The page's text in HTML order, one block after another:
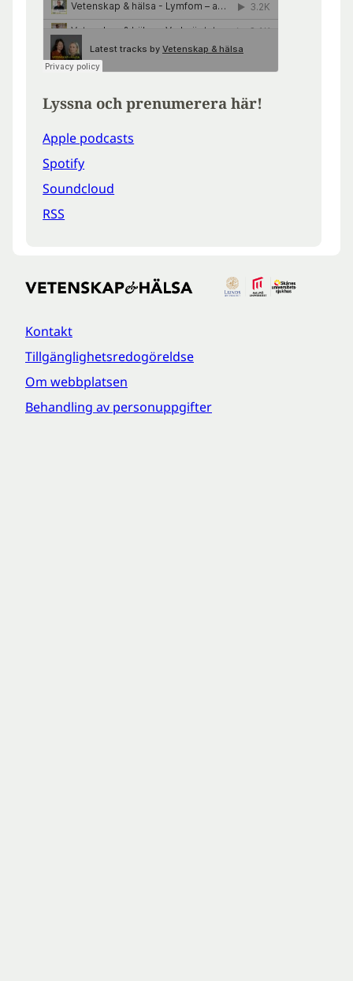
Lyssna och prenumerera här!
Apple podcasts
Spotify
Soundcloud
RSS
Kontakt
Tillgänglighetsredogöreldse
Om webbplatsen
Behandling av personuppgifter